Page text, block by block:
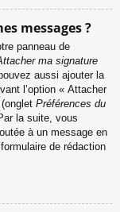
messages ?
panneau de
ma signature
aussi ajouter la
l’option « Attacher
Préférences du
la suite, vous
à un message en
de rédaction